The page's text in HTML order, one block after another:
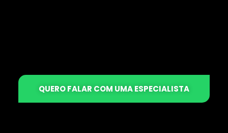
QUERO FALAR COM UMA ESPECIALISTA